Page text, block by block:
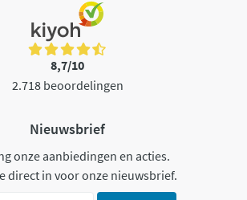
8,7/10
2.718 beoordelingen
Nieuwsbrief
onze aanbiedingen en acties.
direct in voor onze nieuwsbrief.